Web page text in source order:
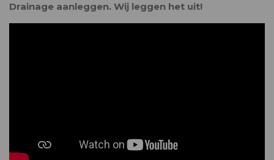
Drainage aanleggen. Wij leggen het uit!